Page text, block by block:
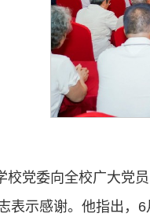
校党委向全校广大党
表示感谢。他指出，